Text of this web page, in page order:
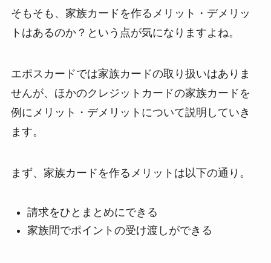
そもそも、家族カードを作るメリット・デメリッ
トはあるのか？という点が気になりますよね。
エポスカードでは家族カードの取り扱いはありま
せんが、ほかのクレジットカードの家族カードを
例にメリット・デメリットについて説明していき
ます。
まず、家族カードを作るメリットは以下の通り。
請求をひとまとめにできる
家族間でポイントの受け渡しができる